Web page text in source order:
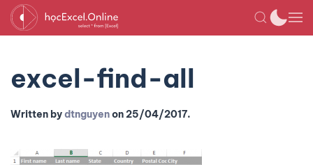
excel-find-all
Written bydtnguyenon25/04/2017.